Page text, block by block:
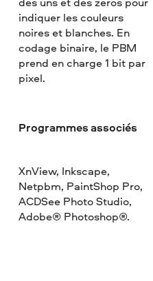
indiquer les couleurs
noires et blanches. En
codage binaire, le PBM
prend en charge 1 bit par
pixel.
Programmes associés
XnView, Inkscape,
Netpbm, PaintShop Pro,
ACDSee Photo Studio,
Adobe® Photoshop®.